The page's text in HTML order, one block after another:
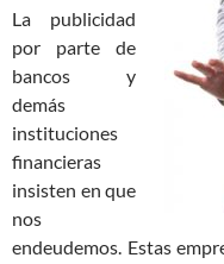
La publicidad
por parte de
bancos y
demás
instituciones
financieras
insisten en que
nos
endeudemos. Estas